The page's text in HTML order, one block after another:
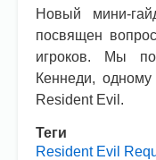
Новый мини-
посвящен
игроков. Мы
Кеннеди,
Resident Evil.
Теги
Resident Evil